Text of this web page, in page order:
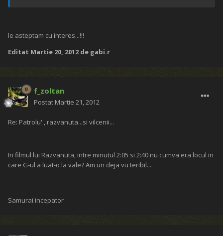
le asteptam cu interes...!!!
Editat Martie 20, 2012de gabi.r
f_zoltan
Postat Martie 21, 2012
Re: Patrolu' , razvanuta...si vilcenii...
In filmul lui Razvanuta, intre minutul 2:05 si 2:40 nu cumva era locul in
care G-ul a luat-o la vale? Am un deja vu teribil...
Samurai incepator